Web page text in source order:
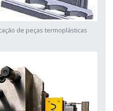
de peças termoplásticas